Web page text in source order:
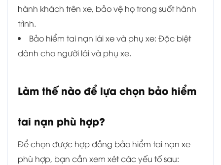
hành khách trên xe, bảo vệ họ trong suốt hành
trình.
Bảo hiểm tai nạn lái xe và phụ xe: Đặc biệt
dành cho người lái và phụ xe.
Làm thế nào để lựa chọn bảo hiểm
tai nạn phù hợp?
Để chọn được hợp đồng bảo hiểm tai nạn xe
phù hợp, bạn cần xem xét các yếu tố sau: